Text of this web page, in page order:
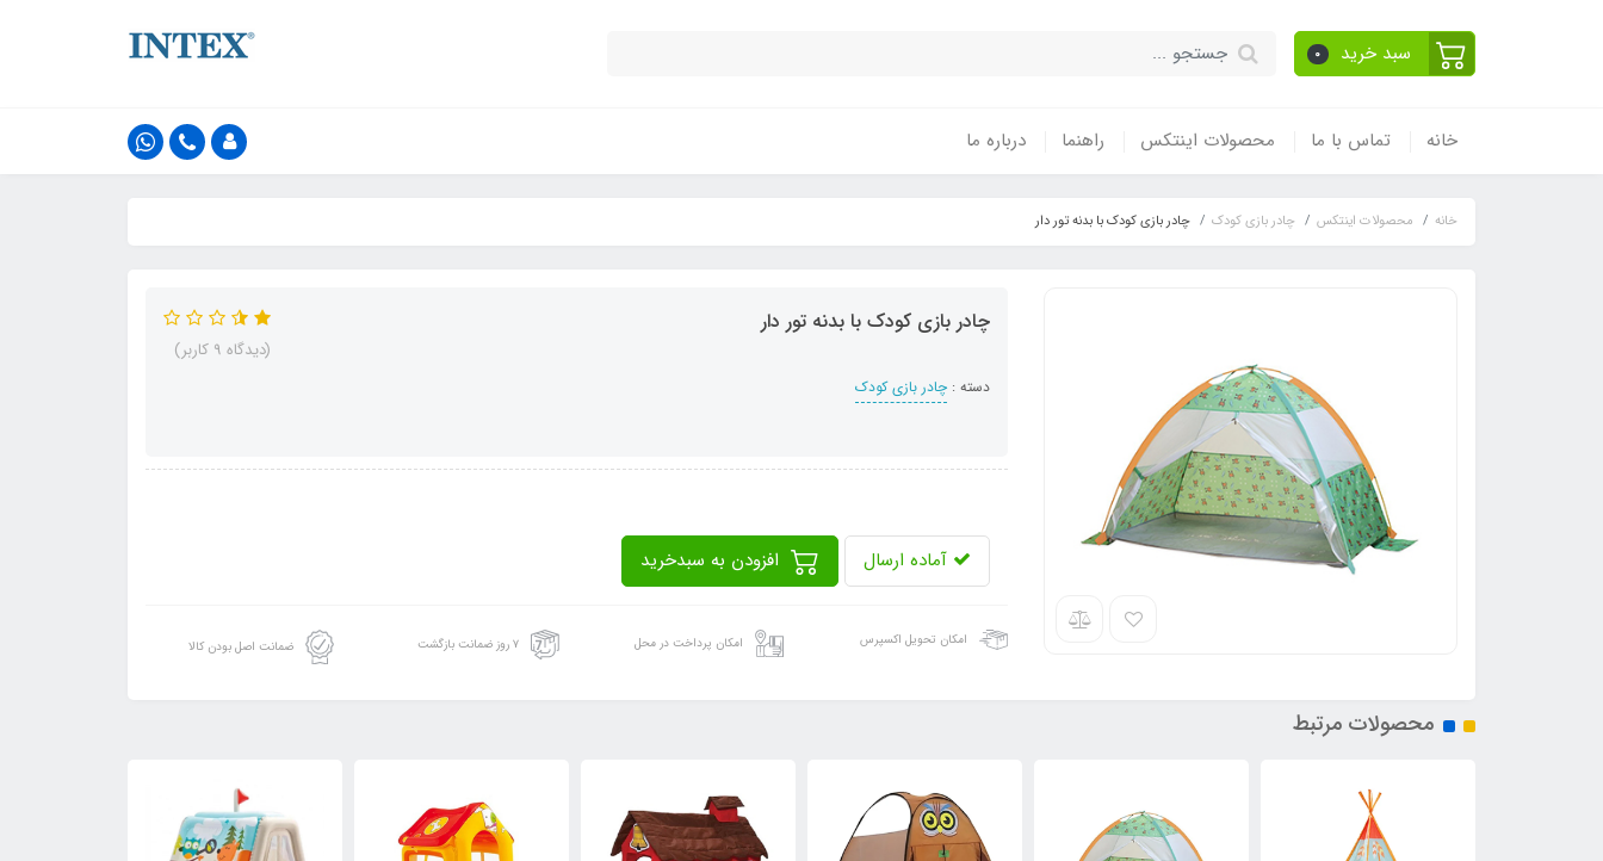
سبد خرید 0
خانه تماس با ما محصولات اینتکس راهنما درباره ما
خانه محصولات اینتکس چادر بازی کودک چادر بازی کودک با بدنه تور دار
چادر بازی کودک با بدنه تور دار
دسته : چادر بازی کودک
(دیدگاه 9 کاربر)
آماده ارسال
امکان تحویل اکسپرس امکان پرداخت در محل ۷ روز ضمانت بازگشت ضمانت اصل بودن کالا
محصولات مرتبط